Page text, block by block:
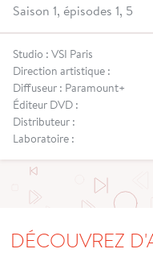
Saison 1, épisodes 1, 5
Studio : VSI Paris
Direction artistique :
Diffuseur : Paramount+
Éditeur DVD :
Distributeur :
Laboratoire :
DÉCOUVREZ